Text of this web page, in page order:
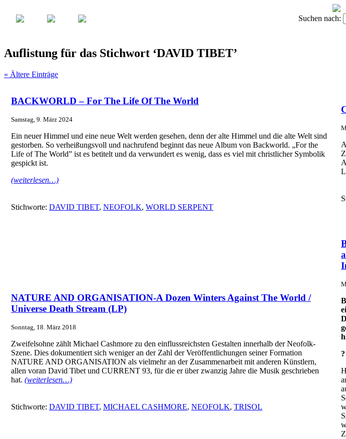
Suchen nach:
Auflistung für das Stichwort ‘DAVID TIBET’
« Ältere Einträge
BACKWORLD – For The Life Of The World
Samstag, 9. März 2024
Ein neuer Himmel und eine neue Welt werden gesehen, denn der alte Himmel und die alte Welt sind
gestorben. So verheißungsvoll und nachrufend beginnt das neue Album von Backworld. „For the
Life of The World” ist es betitelt und da verwundert es wenig, dass es viel mit christlicher Symbolik
gespickt ist.
(weiterlesen…)
Stichworte: DAVID TIBET, NEOFOLK, WORLD SERPENT
NATURE AND ORGANISATION-A Dozen Winters Against The World /
Universe Death Stream (LP)
Sonntag, 18. März 2018
Zweifelsohne zählt Michael Cashmore zu den einflussreichsten Gestalten innerhalb der Neofolk-
Szene. Dies dokumentiert sich weniger an der Zahl der Veröffentlichungen seiner Formation
NATURE AND ORGANISATION als vielmehr an der Zusammenarbeit mit anderen Künstlern,
allen voran David Tibet und CURRENT 93, für die er über zwanzig Jahre die Musik geschrieben
hat. (weiterlesen…)
Stichworte: DAVID TIBET, MICHAEL CASHMORE, NEOFOLK, TRISOL